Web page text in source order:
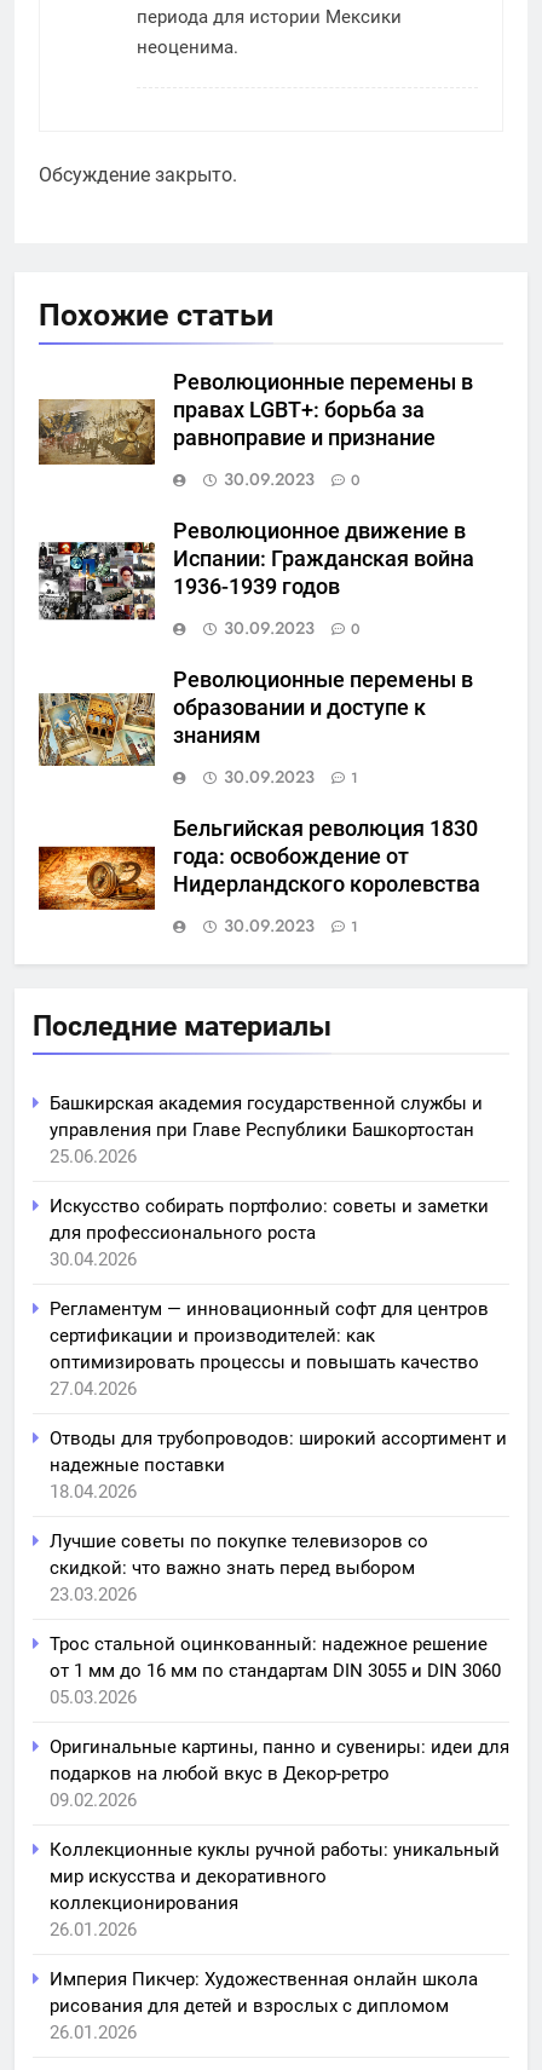
периода для истории Мексики
неоценима.
Обсуждение закрыто.
Похожие статьи
Революционные перемены в
правах LGBT+: борьба за
равноправие и признание
30.09.2023
0
Революционное движение в
Испании: Гражданская война
1936-1939 годов
30.09.2023
0
Революционные перемены в
образовании и доступе к
знаниям
30.09.2023
1
Бельгийская революция 1830
года: освобождение от
Нидерландского королевства
30.09.2023
1
Последние материалы
Башкирская академия государственной службы и
управления при Главе Республики Башкортостан
25.06.2026
Искусство собирать портфолио: советы и заметки
для профессионального роста
30.04.2026
Регламентум — инновационный софт для центров
сертификации и производителей: как
оптимизировать процессы и повышать качество
27.04.2026
Отводы для трубопроводов: широкий ассортимент и
надежные поставки
18.04.2026
Лучшие советы по покупке телевизоров со
скидкой: что важно знать перед выбором
23.03.2026
Трос стальной оцинкованный: надежное решение
от 1 мм до 16 мм по стандартам DIN 3055 и DIN 3060
05.03.2026
Оригинальные картины, панно и сувениры: идеи для
подарков на любой вкус в Декор-ретро
09.02.2026
Коллекционные куклы ручной работы: уникальный
мир искусства и декоративного
коллекционирования
26.01.2026
Империя Пикчер: Художественная онлайн школа
рисования для детей и взрослых с дипломом
26.01.2026